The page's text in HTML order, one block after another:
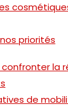
priorités
confronter la
de